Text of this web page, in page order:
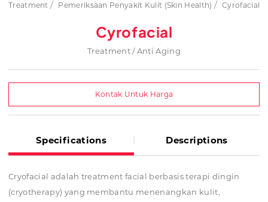
Treatment Pemeriksaan Penyakit Kulit (Skin Health) Cyrofacial
Cyrofacial
Treatment / Anti Aging
Kontak Untuk Harga
Specifications Descriptions
Cryofacial adalah treatment facial berbasis terapi dingin
(cryotherapy) yang membantu menenangkan kulit,